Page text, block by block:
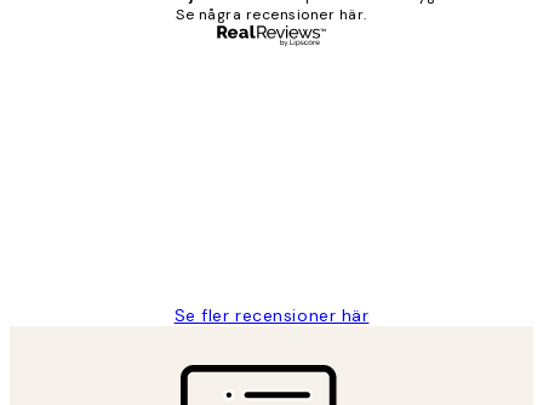
Se några recensioner här.
Se fler recensioner här